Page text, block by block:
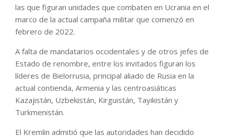
las que figuran unidades que combaten en Ucrania en el
marco de la actual campaña militar que comenzó en
febrero de 2022.
A falta de mandatarios occidentales y de otros jefes de
Estado de renombre, entre los invitados figuran los
líderes de Bielorrusia, principal aliado de Rusia en la
actual contienda, Armenia y las centroasiáticas
Kazajistán, Uzbekistán, Kirguistán, Tayikistán y
Turkmenistán.
El Kremlin admitió que las autoridades han decidido